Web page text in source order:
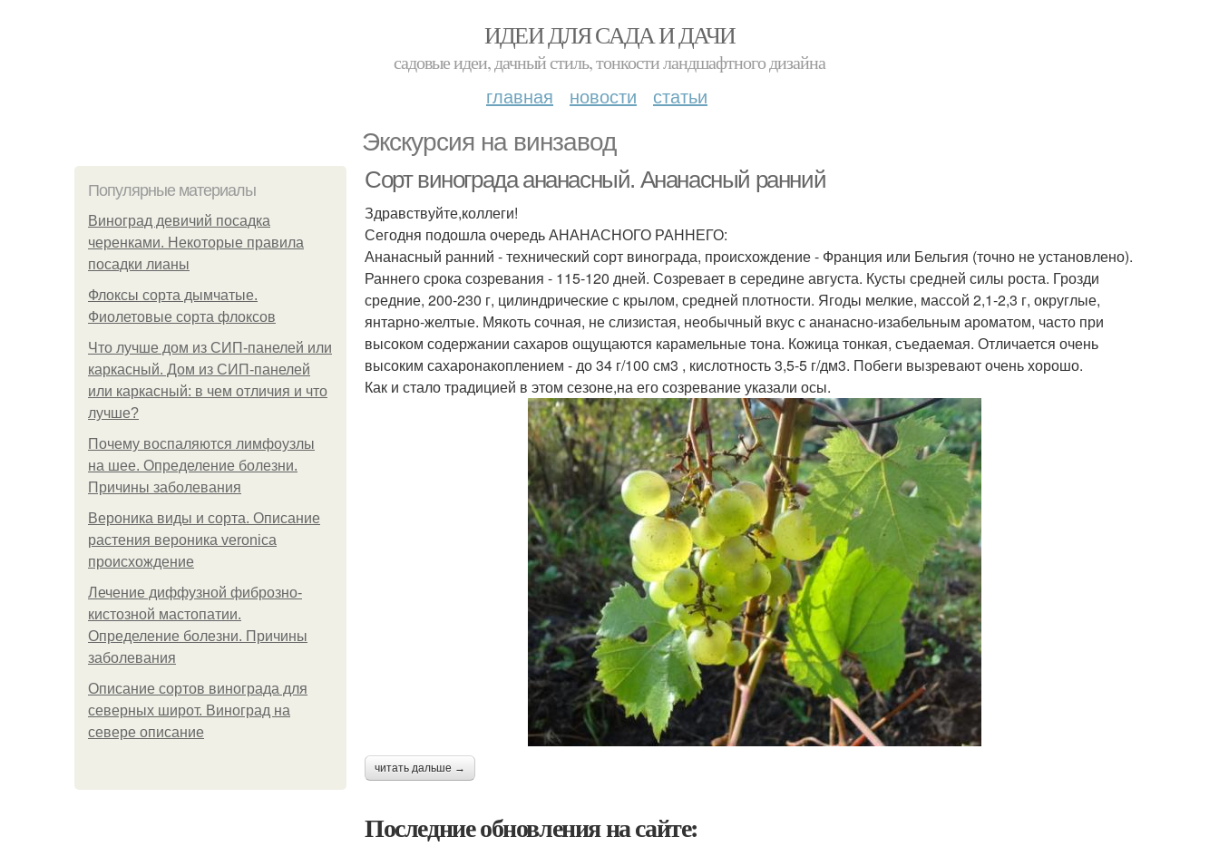
ИДЕИ ДЛЯ САДА И ДАЧИ
садовые идеи, дачный стиль, тонкости ландшафтного дизайна
главная новости статьи
Экскурсия на винзавод
Популярные материалы
Виноград девичий посадка
черенками. Некоторые правила
посадки лианы
Флоксы сорта дымчатые.
Фиолетовые сорта флоксов
Что лучше дом из СИП-панелей или
каркасный. Дом из СИП-панелей
или каркасный: в чем отличия и что
лучше?
Почему воспаляются лимфоузлы
на шее. Определение болезни.
Причины заболевания
Вероника виды и сорта. Описание
растения вероника veronica
происхождение
Лечение диффузной фиброзно-
кистозной мастопатии.
Определение болезни. Причины
заболевания
Описание сортов винограда для
северных широт. Виноград на
севере описание
Сорт винограда ананасный. Ананасный ранний
Здравствуйте,коллеги!
Сегодня подошла очередь АНАНАСНОГО РАННЕГО:
Ананасный ранний - технический сорт винограда, происхождение - Франция или Бельгия (точно не установлено).
Раннего срока созревания - 115-120 дней. Созревает в середине августа. Кусты средней силы роста. Грозди
средние, 200-230 г, цилиндрические с крылом, средней плотности. Ягоды мелкие, массой 2,1-2,3 г, округлые,
янтарно-желтые. Мякоть сочная, не слизистая, необычный вкус с ананасно-изабельным ароматом, часто при
высоком содержании сахаров ощущаются карамельные тона. Кожица тонкая, съедаемая. Отличается очень
высоким сахаронакоплением - до 34 г/100 см3 , кислотность 3,5-5 г/дм3. Побеги вызревают очень хорошо.
Как и стало традицией в этом сезоне,на его созревание указали осы.
читать дальше →
Последние обновления на сайте: